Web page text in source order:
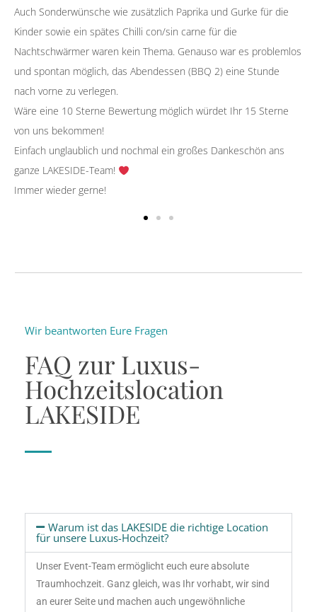
Auch Sonderwünsche wie zusätzlich Paprika und Gurke für die
Kinder sowie ein spätes Chilli con/sin carne für die
Nachtschwärmer waren kein Thema. Genauso war es problemlos
und spontan möglich, das Abendessen (BBQ 2) eine Stunde
nach vorne zu verlegen.
Wäre eine 10 Sterne Bewertung möglich würdet Ihr 15 Sterne
von uns bekommen!
Einfach unglaublich und nochmal ein großes Dankeschön ans
ganze LAKESIDE-Team!
Immer wieder gerne!
Wir beantworten Eure Fragen
FAQ zur Luxus-
Hochzeitslocation
LAKESIDE
Warum ist das LAKESIDE die richtige Location
für unsere Luxus-Hochzeit?
Unser Event-Team ermöglicht euch eure absolute
Traumhochzeit. Ganz gleich, was Ihr vorhabt, wir sind
an eurer Seite und machen auch ungewöhnliche